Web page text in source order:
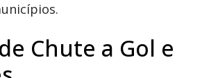
Chute a Gol e